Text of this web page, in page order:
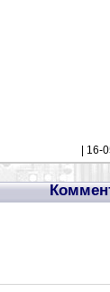
| 16-